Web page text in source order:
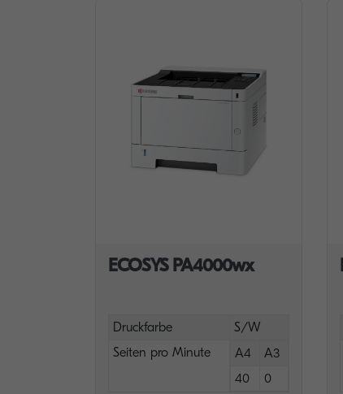
ECOSYS PA4000wx
Druckfarbe
S/W
Seiten pro Minute
A4
A3
40
0